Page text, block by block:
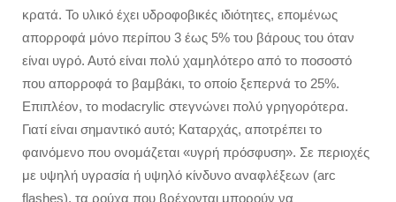
κρατά. Το υλικό έχει υδροφοβικές ιδιότητες, επομένως
απορροφά μόνο περίπου 3 έως 5% του βάρους του όταν
είναι υγρό. Αυτό είναι πολύ χαμηλότερο από το ποσοστό
που απορροφά το βαμβάκι, το οποίο ξεπερνά το 25%.
Επιπλέον, το modacrylic στεγνώνει πολύ γρηγορότερα.
Γιατί είναι σημαντικό αυτό; Καταρχάς, αποτρέπει το
φαινόμενο που ονομάζεται «υγρή πρόσφυση». Σε περιοχές
με υψηλή υγρασία ή υψηλό κίνδυνο αναφλέξεων (arc
flashes), τα ρούχα που βρέχονται μπορούν να